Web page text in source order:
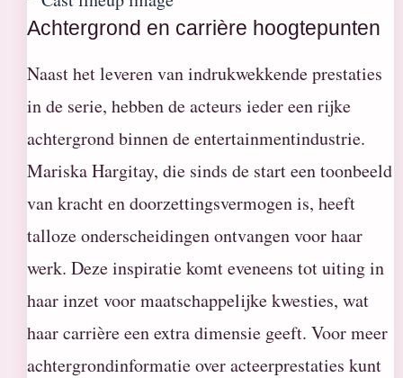
Achtergrond en carrière hoogtepunten
Naast het leveren van indrukwekkende prestaties
in de serie, hebben de acteurs ieder een rijke
achtergrond binnen de entertainmentindustrie.
Mariska Hargitay, die sinds de start een toonbeeld
van kracht en doorzettingsvermogen is, heeft
talloze onderscheidingen ontvangen voor haar
werk. Deze inspiratie komt eveneens tot uiting in
haar inzet voor maatschappelijke kwesties, wat
haar carrière een extra dimensie geeft. Voor meer
achtergrondinformatie over acteerprestaties kunt